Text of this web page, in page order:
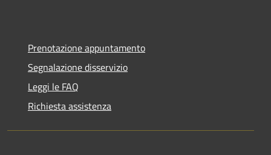
Prenotazione appuntamento
Segnalazione disservizio
Leggi le FAQ
Richiesta assistenza